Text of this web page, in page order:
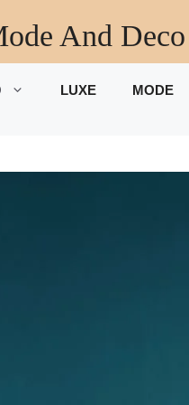
And Deco
LUXE MODE